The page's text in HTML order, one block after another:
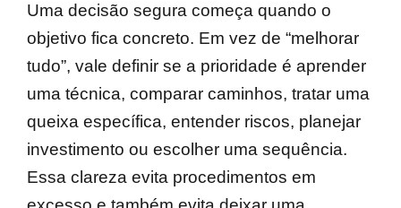
Uma decisão segura começa quando o
objetivo fica concreto. Em vez de “melhorar
tudo”, vale definir se a prioridade é aprender
uma técnica, comparar caminhos, tratar uma
queixa específica, entender riscos, planejar
investimento ou escolher uma sequência.
Essa clareza evita procedimentos em